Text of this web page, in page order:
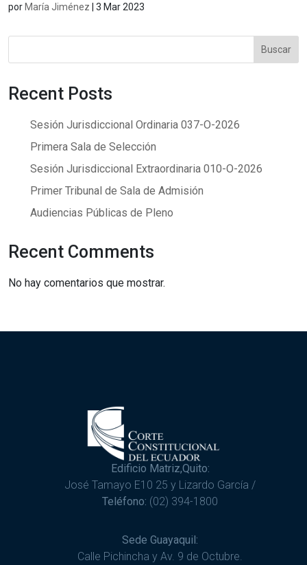
por María Jiménez 3 Mar 2023
Buscar
Recent Posts
Sesión Jurisdiccional Ordinaria 037-O-2026
Primera Sala de Selección
Sesión Jurisdiccional Extraordinaria 010-O-2026
Primer Tribunal de Sala de Admisión
Audiencias Públicas de Pleno
Recent Comments
No hay comentarios que mostrar.
Edificio Matriz,Quito:
José Tamayo E10 25 y Lizardo García /
Teléfono: (02) 394-1800
Sede Guayaquil:
Calle Pichincha y Av. 9 de Octubre.